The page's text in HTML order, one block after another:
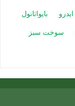
ایدرو بایواتانول
سوخت سبز